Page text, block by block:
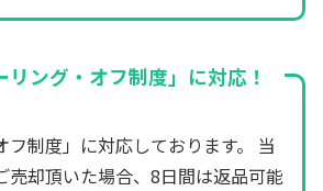
リング・オフ制度」に対応！
フ制度」に対応しております。 当
売却頂いた場合、8日間は返品可能